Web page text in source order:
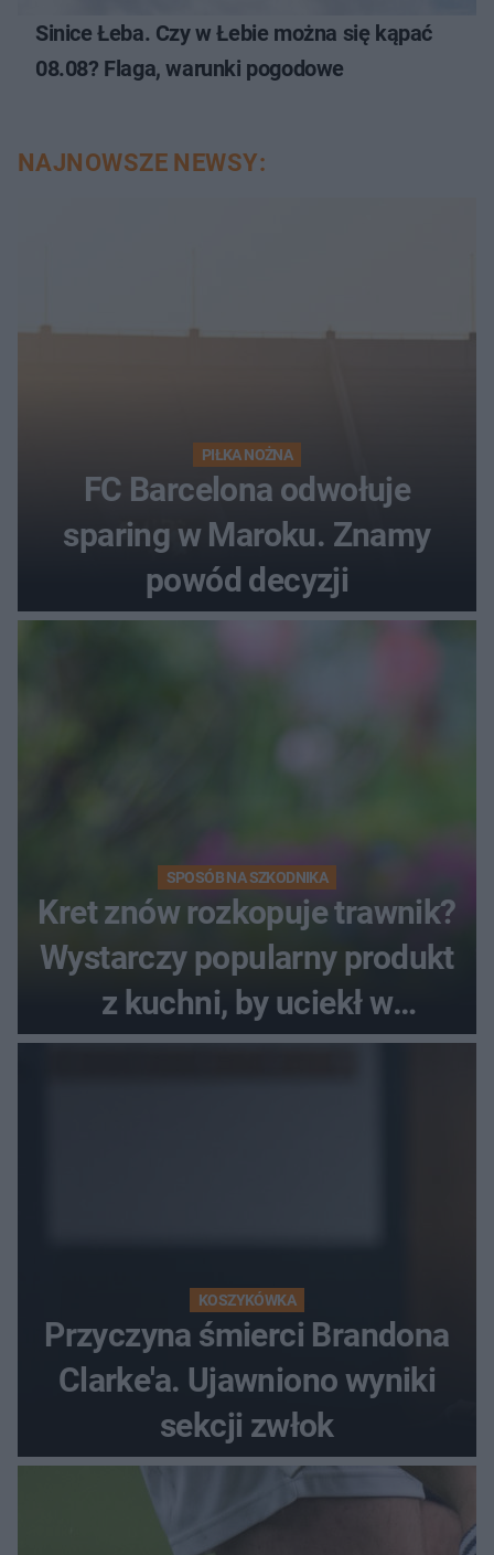
Sinice Łeba. Czy w Łebie można się kąpać
08.08? Flaga, warunki pogodowe
NAJNOWSZE NEWSY:
PIŁKA NOŻNA
FC Barcelona odwołuje
sparing w Maroku. Znamy
powód decyzji
SPOSÓB NA SZKODNIKA
Kret znów rozkopuje trawnik?
Wystarczy popularny produkt
z kuchni, by uciekł w
popłochu
KOSZYKÓWKA
Przyczyna śmierci Brandona
Clarke'a. Ujawniono wyniki
sekcji zwłok